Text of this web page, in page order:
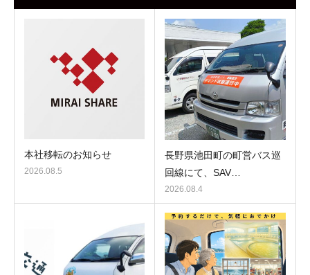
本社移転のお知らせ
2026.08.5
長野県池田町の町営バス巡
回線にて、SAV…
2026.08.4